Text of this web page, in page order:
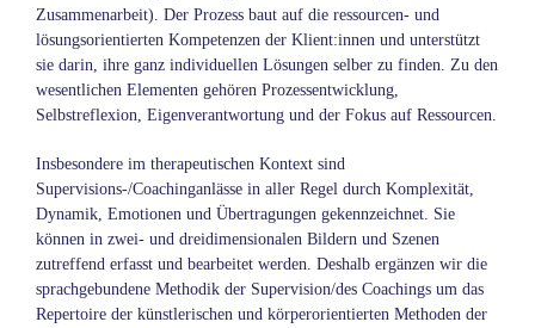
Zusammenarbeit). Der Prozess baut auf die ressourcen- und
lösungsorientierten Kompetenzen der Klient:innen und unterstützt
sie darin, ihre ganz individuellen Lösungen selber zu finden. Zu den
wesentlichen Elementen gehören Prozessentwicklung,
Selbstreflexion, Eigenverantwortung und der Fokus auf Ressourcen.
Insbesondere im therapeutischen Kontext sind
Supervisions-/Coachinganlässe in aller Regel durch Komplexität,
Dynamik, Emotionen und Übertragungen gekennzeichnet. Sie
können in zwei- und dreidimensionalen Bildern und Szenen
zutreffend erfasst und bearbeitet werden. Deshalb ergänzen wir die
sprachgebundene Methodik der Supervision/des Coachings um das
Repertoire der künstlerischen und körperorientierten Methoden der